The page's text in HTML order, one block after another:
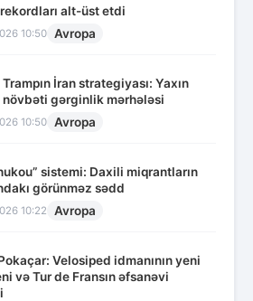
alt-üst etdi
10:50 Avropa
İran strategiyası: Yaxın
növbəti gərginlik mərhələsi
10:50 Avropa
sistemi: Daxili miqrantların
görünməz sədd
10:22 Avropa
Velosiped idmanının yeni
və Tur de Fransın əfsanəvi